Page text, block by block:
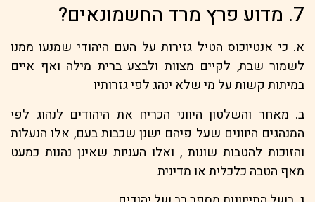
7. מדוע פרץ מרד החשמונאים?
א. כי אנטיוכוס הטיל גזירות על העם היהודי שמנעו ממנו
לשמור שבת, לקיים מצוות ולבצע ברית מילה ואף איים
במיתות קשות על מי שלא ינהג לפי גזרותיו
ב. מאחר והשלטון היווני הכריח את היהודים לנהוג לפי
המנהגים היוונים שעל פיהם ישנן שכבות בעם, אלו הנעלות
והזוכות להטבות שונות , ואלו העניות שאינן נהנות כמעט
מאף הטבה כלכלית או מדינית